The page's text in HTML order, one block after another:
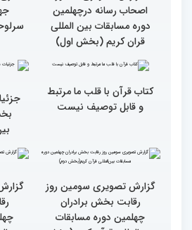
گزارش تصویری حضور
اصحاب رسانه درچهلمین
قران کریم (بخش اول)
کتاب قرآن با قلب ما مرتبط
و قابل توصیف نیست